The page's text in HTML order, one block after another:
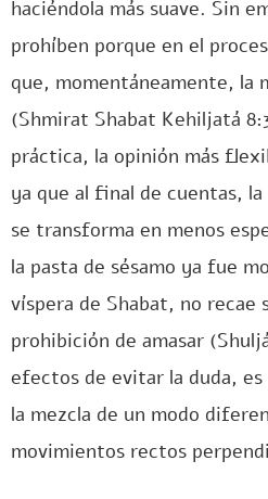
haciéndola más suave. Sin
prohíben porque en el
que, momentáneamente, la
(Shmirat Shabat Kehiljatá
práctica, la opinión más
ya que al final de cuentas,
se transforma en menos
la pasta de sésamo ya fue
víspera de Shabat, no recae
prohibición de amasar
efectos de evitar la duda, es
la mezcla de un modo
movimientos rectos